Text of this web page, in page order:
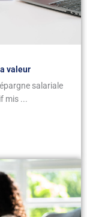
valeur
salariale
mis ...